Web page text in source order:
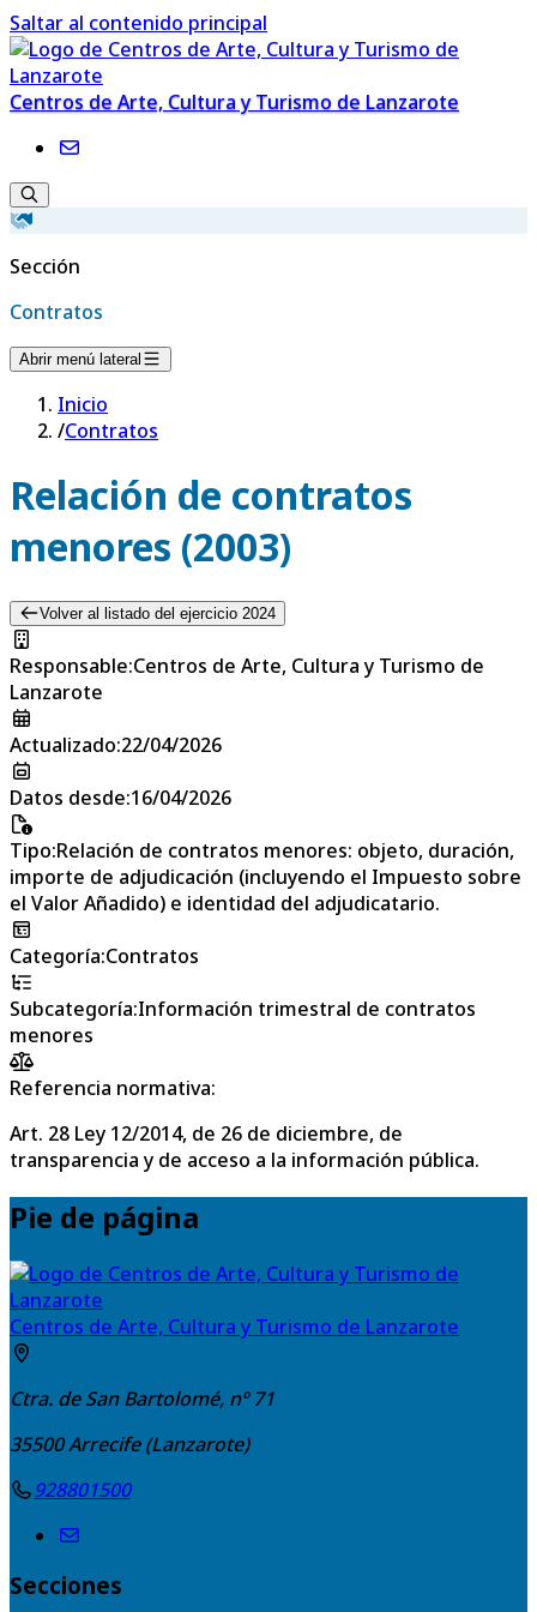
Saltar al contenido principal
Centros de Arte, Cultura y Turismo de Lanzarote
Sección
Contratos
Abrir menú lateral
Inicio
/Contratos
Relación de contratos
menores (2003)
Volver al listado del ejercicio 2024
Responsable:Centros de Arte, Cultura y Turismo de
Lanzarote
Actualizado:22/04/2026
Datos desde:16/04/2026
Tipo:Relación de contratos menores: objeto, duración,
importe de adjudicación (incluyendo el Impuesto sobre
el Valor Añadido) e identidad del adjudicatario.
Categoría:Contratos
Subcategoría:Información trimestral de contratos
menores
Referencia normativa:
Art. 28 Ley 12/2014, de 26 de diciembre, de
transparencia y de acceso a la información pública.
Pie de página
Centros de Arte, Cultura y Turismo de Lanzarote
Ctra. de San Bartolomé, nº 71
35500Arrecife (Lanzarote)
928801500
Secciones